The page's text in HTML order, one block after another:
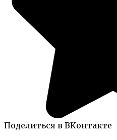
Поделиться в ВКонтакте